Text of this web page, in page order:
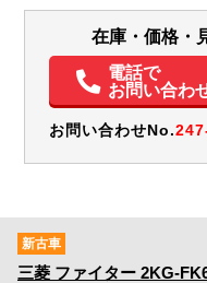
パワステ
す！ 差し違い式のワイドアウ
是非この機会にお問い合わせ
在庫・価格・
電話で
お問い合わ
お問い合わせNo.
新古車
三菱 ファイター 2KG-